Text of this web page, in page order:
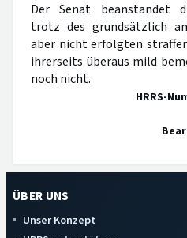
Der Senat beanstandet
trotz des grundsätzlich
aber nicht erfolgten
ihrerseits überaus mild
noch nicht.
HRRS-
ÜBER UNS
Unser Konzept